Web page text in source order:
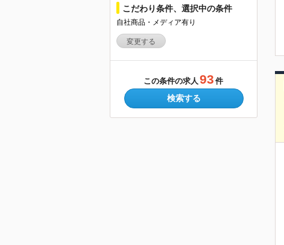
こだわり条件、選択中の条件
自社商品・メディア有り
変更する
この条件の求人 93 件
検索する